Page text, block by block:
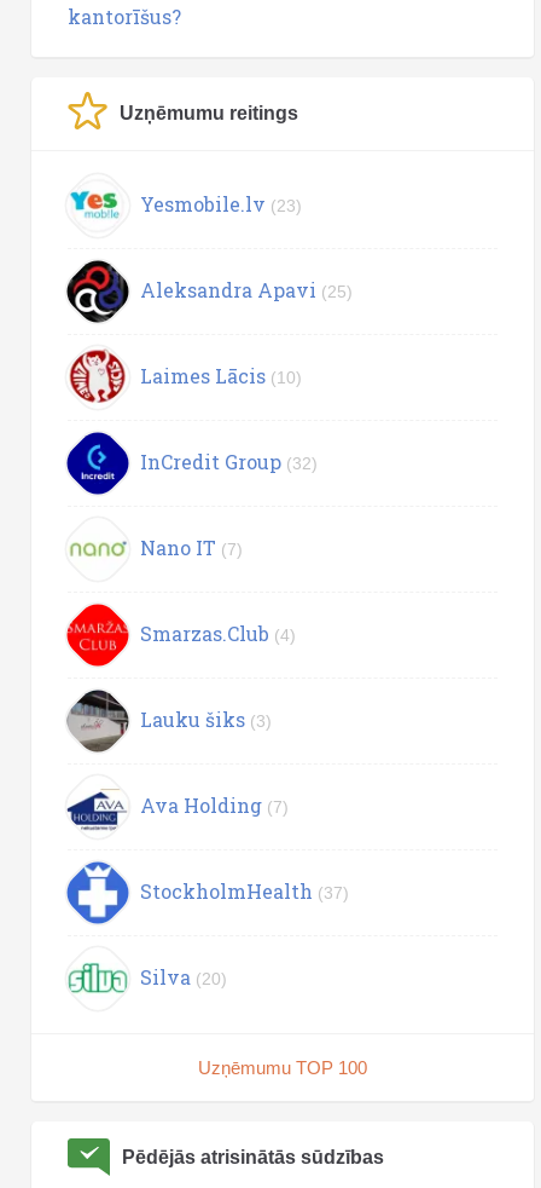
kantorīšus?
Uzņēmumu reitings
Yesmobile.lv (23)
Aleksandra Apavi (25)
Laimes Lācis (10)
InCredit Group (32)
Nano IT (7)
Smarzas.Club (4)
Lauku šiks (3)
Ava Holding (7)
StockholmHealth (37)
Silva (20)
Uzņēmumu TOP 100
Pēdējās atrisinātās sūdzības